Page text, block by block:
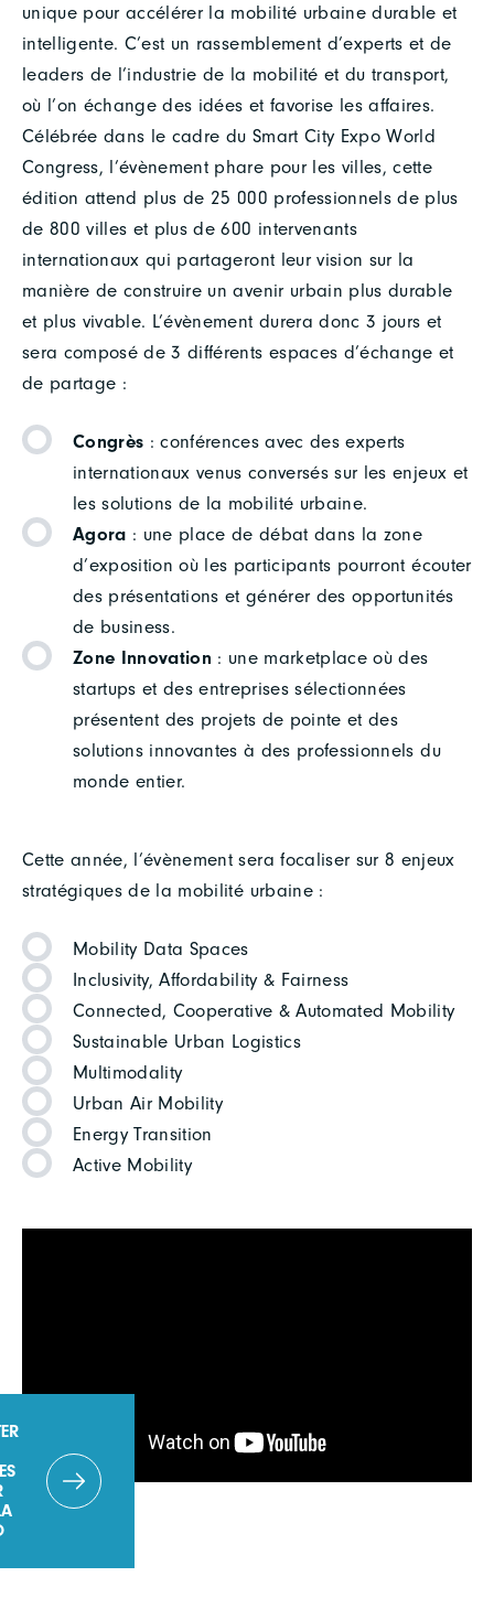
unique pour accélérer la mobilité urbaine durable et
intelligente. C’est un rassemblement d’experts et de
leaders de l’industrie de la mobilité et du transport,
où l’on échange des idées et favorise les affaires.
Célébrée dans le cadre du Smart City Expo World
Congress, l’évènement phare pour les villes, cette
édition attend plus de 25 000 professionnels de plus
de 800 villes et plus de 600 intervenants
internationaux qui partageront leur vision sur la
manière de construire un avenir urbain plus durable
et plus vivable. L’évènement durera donc 3 jours et
sera composé de 3 différents espaces d’échange et
de partage :
Congrès : conférences avec des experts
internationaux venus conversés sur les enjeux et
les solutions de la mobilité urbaine.
Agora : une place de débat dans la zone
d’exposition où les participants pourront écouter
des présentations et générer des opportunités
de business.
Zone Innovation : une marketplace où des
startups et des entreprises sélectionnées
présentent des projets de pointe et des
solutions innovantes à des professionnels du
monde entier.
Cette année, l’évènement sera focaliser sur 8 enjeux
stratégiques de la mobilité urbaine :
Mobility Data Spaces
Inclusivity, Affordability & Fairness
Connected, Cooperative & Automated Mobility
Sustainable Urban Logistics
Multimodality
Urban Air Mobility
Energy Transition
Active Mobility